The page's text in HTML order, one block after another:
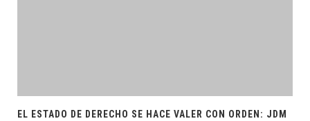
EL ESTADO DE DERECHO SE HACE VALER CON ORDEN: JDM